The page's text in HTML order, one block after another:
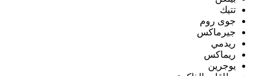
تتيك
جوى روم
جيرماكس
ريدمي
ريماكس
يوجرين